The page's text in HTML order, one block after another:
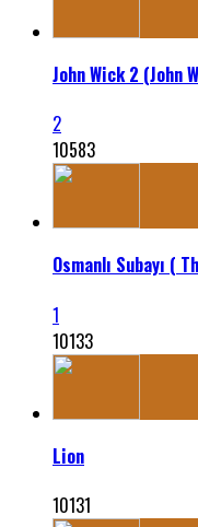
John Wick 2 (John
2
10583
Osmanlı Subayı (
1
10133
Lion
10131